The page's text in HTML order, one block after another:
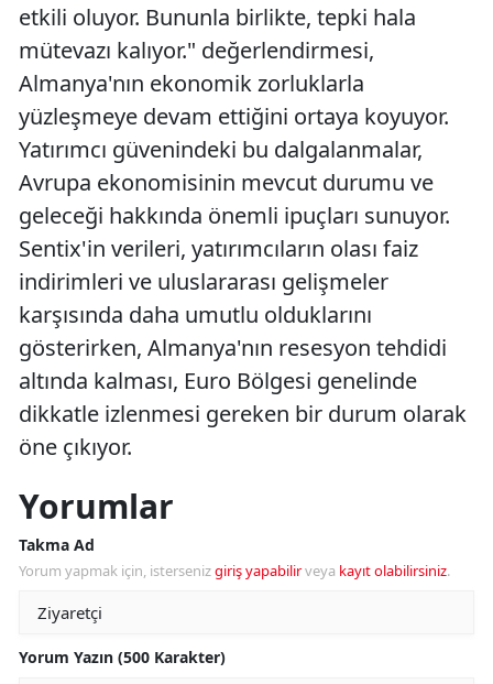
etkili oluyor. Bununla birlikte, tepki hala
mütevazı kalıyor." değerlendirmesi,
Almanya'nın ekonomik zorluklarla
yüzleşmeye devam ettiğini ortaya koyuyor.
Yatırımcı güvenindeki bu dalgalanmalar,
Avrupa ekonomisinin mevcut durumu ve
geleceği hakkında önemli ipuçları sunuyor.
Sentix'in verileri, yatırımcıların olası faiz
indirimleri ve uluslararası gelişmeler
karşısında daha umutlu olduklarını
gösterirken, Almanya'nın resesyon tehdidi
altında kalması, Euro Bölgesi genelinde
dikkatle izlenmesi gereken bir durum olarak
öne çıkıyor.
Yorumlar
Takma Ad
Yorum yapmak için, istersenizgiriş yapabilirveya kayıt olabilirsiniz.
Yorum Yazın (500 Karakter)